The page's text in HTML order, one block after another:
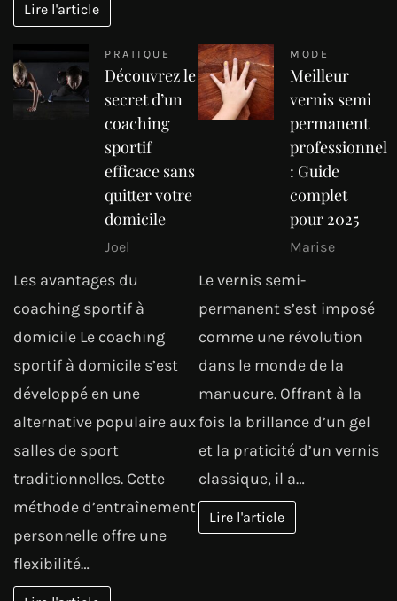
Lire l'article
PRATIQUE
Découvrez le
secret d’un
coaching
sportif
efficace sans
quitter votre
domicile
Joel
Les avantages du
coaching sportif à
domicile Le coaching
sportif à domicile s’est
développé en une
alternative populaire aux
salles de sport
traditionnelles. Cette
méthode d’entraînement
personnelle offre une
flexibilité…
MODE
Meilleur
vernis semi
permanent
professionnel
: Guide
complet
pour 2025
Marise
Le vernis semi-
permanent s’est imposé
comme une révolution
dans le monde de la
manucure. Offrant à la
fois la brillance d’un gel
et la praticité d’un vernis
classique, il a…
Lire l'article